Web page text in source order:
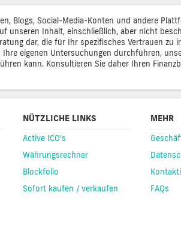
Blogs, Social-Media-Konten und andere
unseren Inhalt, einschließlich, aber nicht
dar, die für Ihr spezifisches Vertrauen zu
eigenen Untersuchungen durchführen,
kann. Konsultieren Sie daher Ihren
NÜTZLICHE LINKS
Active ICO's
Währungsrechner
Blockfolio
Sofort kaufen / verkaufen
MEHR
FAQs